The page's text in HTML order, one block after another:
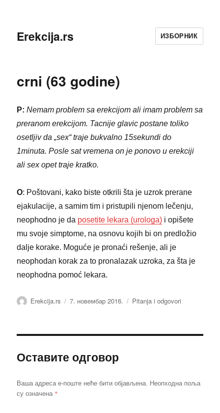
Erekcija.rs ИЗБОРНИК
crni (63 godine)
P: Nemam problem sa erekcijom ali imam problem sa
preranom erekcijom. Tacnije glavic postane toliko
osetljiv da „sex“ traje bukvalno 15sekundi do
1minuta. Posle sat vremena on je ponovo u erekciji
ali sex opet traje kratko.
O: Poštovani, kako biste otkrili šta je uzrok prerane
ejakulacije, a samim tim i pristupili njenom lečenju,
neophodno je da posetite lekara (urologa) i opišete
mu svoje simptome, na osnovu kojih bi on predložio
dalje korake. Moguće je pronaći rešenje, ali je
neophodan korak za to pronalazak uzroka, za šta je
neophodna pomoć lekara.
Аутор
Erekcija.rs Објављено
7. новембар 2016. Категорије
Pitanja i odgovori
Оставите одговор
Ваша адреса е-поште неће бити објављена. Неопходна поља
су означена *